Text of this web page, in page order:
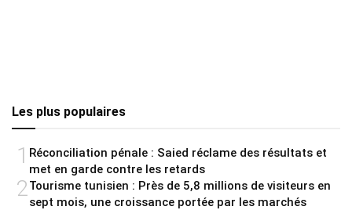
Les plus populaires
1 Réconciliation pénale : Saied réclame des résultats et
met en garde contre les retards
2Tourisme tunisien : Près de 5,8 millions de visiteurs en
sept mois, une croissance portée par les marchés